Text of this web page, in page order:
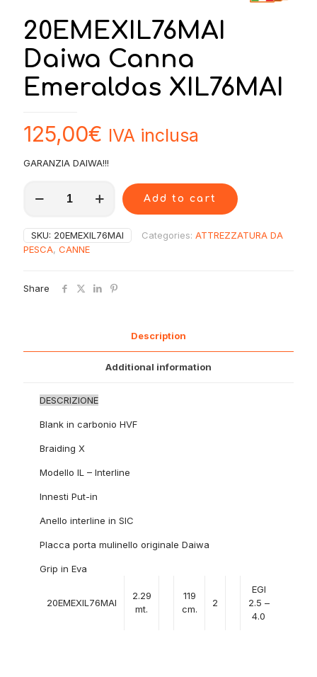
20EMEXIL76MAI
Daiwa Canna
Emeraldas XIL76MAI
125,00€ IVA inclusa
GARANZIA DAIWA!!!
Daiwa
Emeraldas
XIL76MAI
quantity
Add to cart
SKU: 20EMEXIL76MAI Categories: ATTREZZATURA DA
PESCA, CANNE
Share
Description
Additional information
DESCRIZIONE
Blank in carbonio HVF
Braiding X
Modello IL – Interline
Innesti Put-in
Anello interline in SIC
Placca porta mulinello originale Daiwa
Grip in Eva
20EMEXIL76MAI
2.29
mt.
119
cm.
2
EGI
2.5 –
4.0